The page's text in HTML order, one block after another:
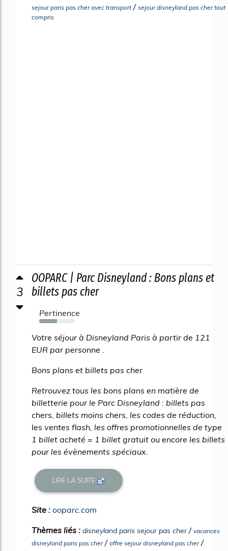
sejour paris pas cher avec transport/ sejour disneyland pas cher tout
compris
3
OOPARC | Parc Disneyland : Bons plans et
billets pas cher
Pertinence
50%
Votre séjour à Disneyland Paris à partir de 121
EUR par personne .
Bons plans et billets pas cher
Retrouvez tous les bons plans en matière de
billetterie pour le Parc Disneyland : billets pas
chers, billets moins chers, les codes de réduction,
les ventes flash, les offres promotionnelles de type
1 billet acheté = 1 billet gratuit ou encore les billets
pour les évènements spéciaux.
LIRE LA SUITE
Site : ooparc.com
Thèmes liés : disneyland paris sejour pas cher/ vacances
disneyland paris pas cher/ offre sejour disneyland pas cher/